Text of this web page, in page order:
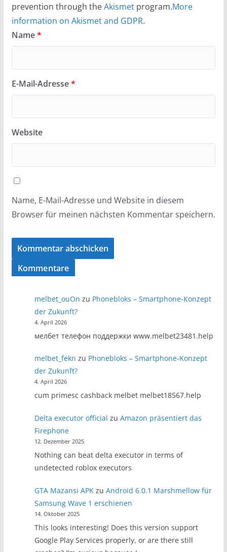
prevention through theAkismetprogram.More
information on Akismet and GDPR.
Name*
E-Mail-Adresse*
Website
Name, E-Mail-Adresse und Website in diesem
Browser für meinen nächsten Kommentar speichern.
Kommentare
melbet_ouOn zu Phonebloks – Smartphone-Konzept
der Zukunft?
4. April 2026
мелбет телефон поддержки www.melbet23481.help
melbet_fekn zu Phonebloks – Smartphone-Konzept
der Zukunft?
4. April 2026
cum primesc cashback melbet melbet18567.help
Delta executor official zuAmazon präsentiert das
Firephone
12. Dezember 2025
Nothing can beat delta executor in terms of
undetected roblox executors
GTA Mazansi APK zuAndroid 6.0.1 Marshmellow für
Samsung Wave 1 erschienen
14. Oktober 2025
This looks interesting! Does this version support
Google Play Services properly, or are there still